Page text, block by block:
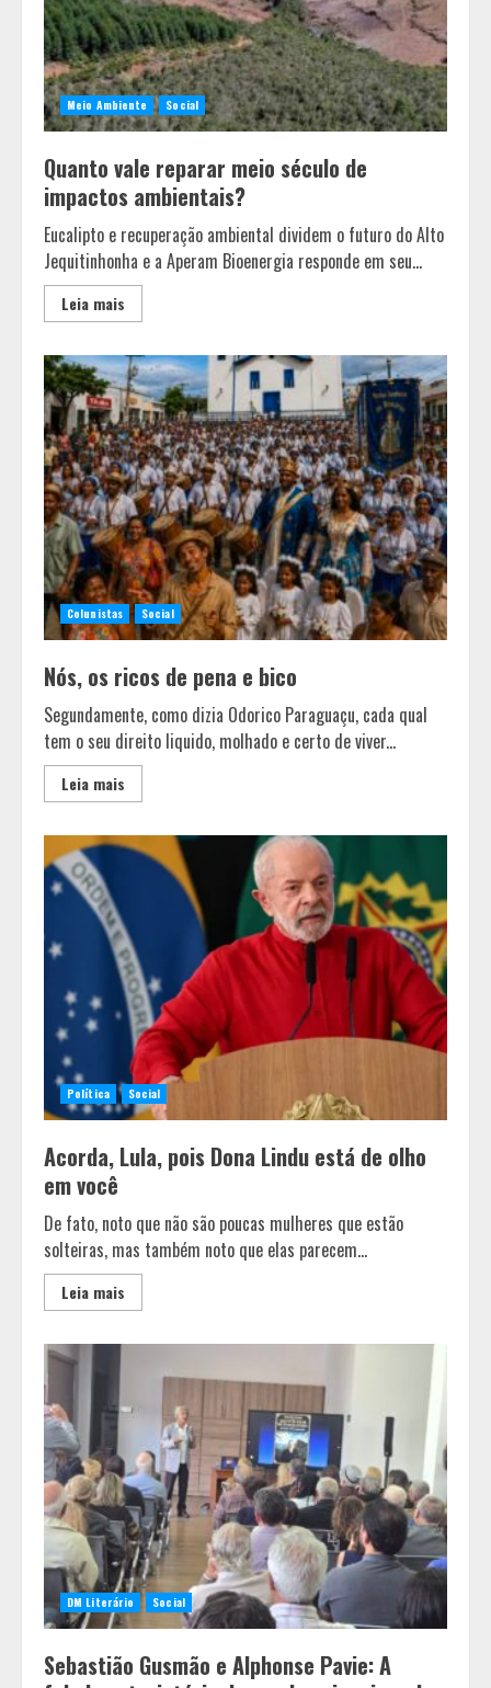
Meio Ambiente Social
Quanto vale reparar meio século de
impactos ambientais?
Eucalipto e recuperação ambiental dividem o futuro do Alto
Jequitinhonha e a Aperam Bioenergia responde em seu...
Leia mais
Colunistas Social
Nós, os ricos de pena e bico
Segundamente, como dizia Odorico Paraguaçu, cada qual
tem o seu direito liquido, molhado e certo de viver...
Leia mais
Política Social
Acorda, Lula, pois Dona Lindu está de olho
em você
De fato, noto que não são poucas mulheres que estão
solteiras, mas também noto que elas parecem...
Leia mais
DM Literário Social
Sebastião Gusmão e Alphonse Pavie: A